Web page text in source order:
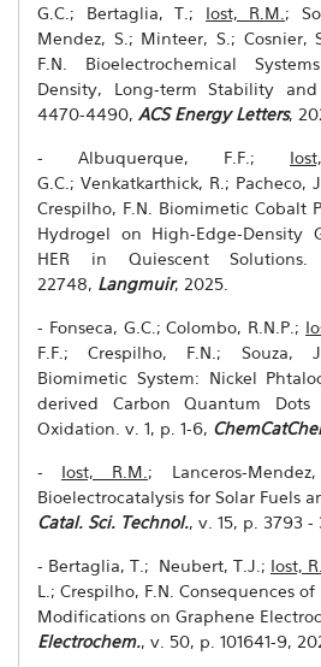
G.C.; Bertaglia, T.; Iost, R.M. ;
Mendez, S.; Minteer, S.; Cosnier,
F.N. Bioelectrochemical
Density, Long-term Stability
4470-4490, ACS Energy Letters,
- Albuquerque, F.F.;
G.C.; Venkatkarthick, R.; Pacheco,
Crespilho, F.N. Biomimetic Cobalt
Hydrogel on High-Edge-Density
HER in Quiescent Solutions.
22748, Langmuir, 2025.
- Fonseca, G.C.; Colombo, R.N.P.;
F.F.; Crespilho, F.N.; Souza,
Biomimetic System: Nickel
derived Carbon Quantum
Oxidation. v. 1, p. 1-6,
- Iost, R.M. ; Lanceros-
Bioelectrocatalysis for Solar Fuels
Catal. Sci. Technol., v. 15, p. 3793 -
- Bertaglia, T.; Neubert, T.J.; Iost,
L.; Crespilho, F.N. Consequences
Modifications on Graphene
Electrochem., v. 50, p. 101641-9,